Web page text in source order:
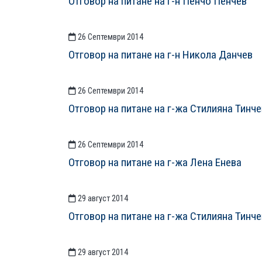
26 Септември 2014
Отговор на питане на г-н Никола Данчев
26 Септември 2014
Отговор на питане на г-жа Стилияна
26 Септември 2014
Отговор на питане на г-жа Лена Енева
29 август 2014
Отговор на питане на г-жа Стилияна
29 август 2014